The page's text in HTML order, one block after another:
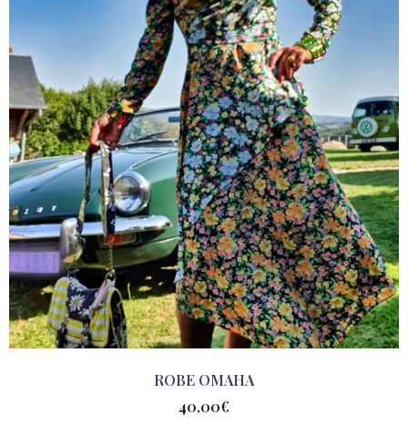
ROBE OMAHA
40,00€